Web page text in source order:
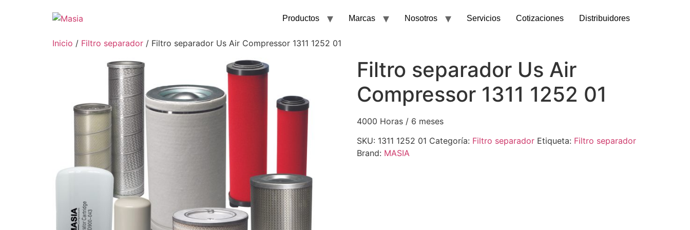
Productos Marcas Nosotros Servicios Cotizaciones Distribuidores
Inicio / Filtro separador / Filtro separador Us Air Compressor 1311 1252 01
Filtro separador Us Air
Compressor 1311 1252 01
4000 Horas / 6 meses
SKU: 1311 1252 01 Categoría: Filtro separador Etiqueta: Filtro separador
Brand: MASIA